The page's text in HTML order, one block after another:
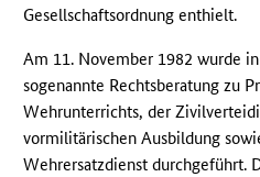
Gesellschaftsordnung enthielt.
Am 11. November 1982 wurde
sogenannte Rechtsberatung zu
Wehrunterrichts, der
vormilitärischen Ausbildung
Wehrersatzdienst durchgeführt.